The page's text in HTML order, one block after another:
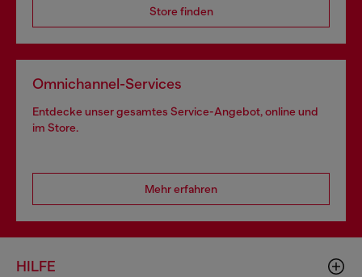
Store finden
Omnichannel-Services
Entdecke unser gesamtes Service-Angebot, online und
im Store.
Mehr erfahren
HILFE